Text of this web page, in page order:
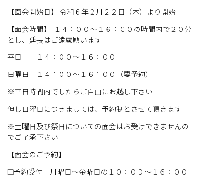
【面会開始日】 令和６年２月２２日（木）より開始
【面会時間】 １４：００～１６：００の時間内で２０分
とし、延長はご遠慮願います
平日 １４：００～１６：００
日曜日 １４：００～１６：００
（要予約）
※平日時間内でしたらご自由にお越し下さい
但し日曜日につきましては、予約制とさせて頂きます
※土曜日及び祭日についての面会はお受けできませんの
でご了承下さい
【面会のご予約】
❑予約受付：月曜日～金曜日の１０：００～１６：００